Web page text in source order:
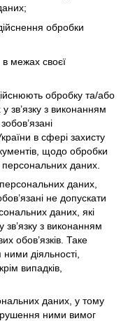
обробки
в межах своєї
обробку та/або
зв’язку з виконанням
в сфері захисту
щодо обробки
даних.
даних,
не допускати
даних, які
зв’язку з виконанням
обов’язків. Таке
діяльності,
випадків,
даних, у тому
ними вимог